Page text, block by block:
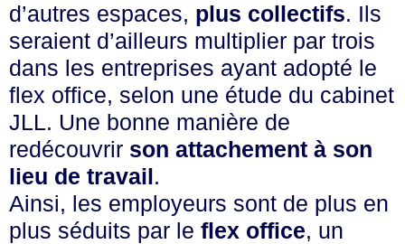
d’autres espaces, plus collectifs. Ils
seraient d’ailleurs multiplier par trois
dans les entreprises ayant adopté le
flex office, selon une étude du cabinet
JLL. Une bonne manière de
redécouvrir son attachement à son
lieu de travail.
Ainsi, les employeurs sont de plus en
plus séduits par le flex office, un